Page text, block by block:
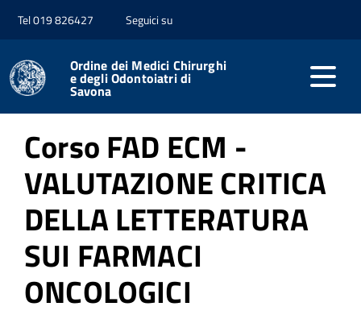
Tel 019 826427 Seguici su
Ordine dei Medici Chirurghi
e degli Odontoiatri di
Savona
Home Formazione
Corsi FAD
Corso FAD ECM -
VALUTAZIONE CRITICA
DELLA LETTERATURA
SUI FARMACI
ONCOLOGICI